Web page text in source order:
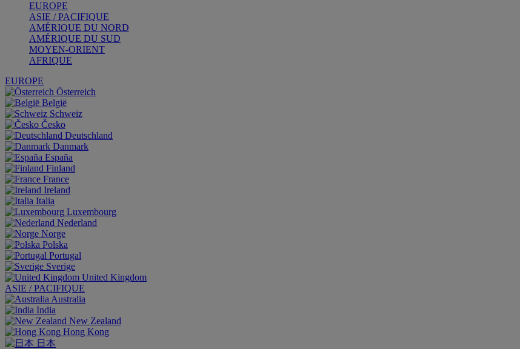
EUROPE
ASIE / PACIFIQUE
AMÉRIQUE DU NORD
AMÉRIQUE DU SUD
MOYEN-ORIENT
AFRIQUE
EUROPE
Österreich
België
Schweiz
Česko
Deutschland
Danmark
España
Finland
France
Ireland
Italia
Luxembourg
Nederland
Norge
Polska
Portugal
Sverige
United Kingdom
ASIE / PACIFIQUE
Australia
India
New Zealand
Hong Kong
日本